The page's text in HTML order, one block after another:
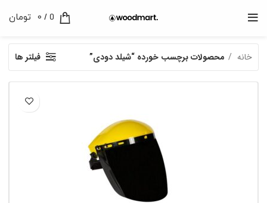
0
/
0 تومان
خانه محصولات برچسب خورده “شیلد دودی” فیلتر ها